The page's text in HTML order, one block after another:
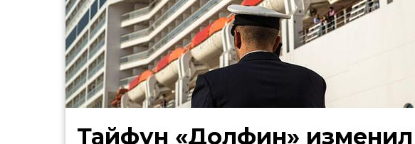
Тайфун «Долфин» изменил